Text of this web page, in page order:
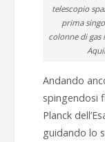
telescopio
prima
colonne di gas
Andando
spingendosi
Planck
guidando lo